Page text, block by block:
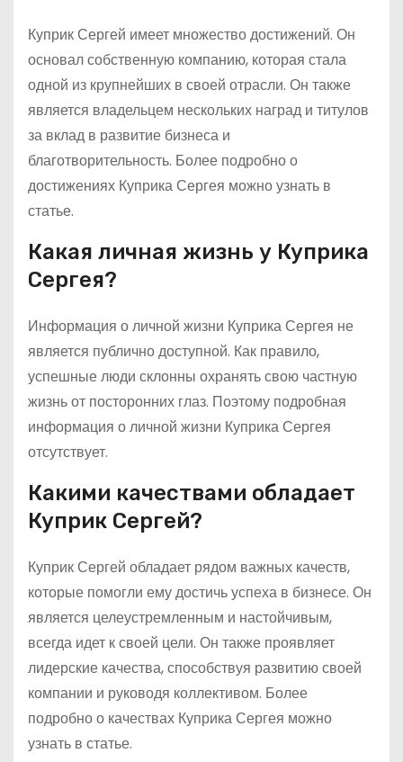
Куприк Сергей имеет множество достижений. Он
основал собственную компанию, которая стала
одной из крупнейших в своей отрасли. Он также
является владельцем нескольких наград и титулов
за вклад в развитие бизнеса и
благотворительность. Более подробно о
достижениях Куприка Сергея можно узнать в
статье.
Какая личная жизнь у Куприка
Сергея?
Информация о личной жизни Куприка Сергея не
является публично доступной. Как правило,
успешные люди склонны охранять свою частную
жизнь от посторонних глаз. Поэтому подробная
информация о личной жизни Куприка Сергея
отсутствует.
Какими качествами обладает
Куприк Сергей?
Куприк Сергей обладает рядом важных качеств,
которые помогли ему достичь успеха в бизнесе. Он
является целеустремленным и настойчивым,
всегда идет к своей цели. Он также проявляет
лидерские качества, способствуя развитию своей
компании и руководя коллективом. Более
подробно о качествах Куприка Сергея можно
узнать в статье.